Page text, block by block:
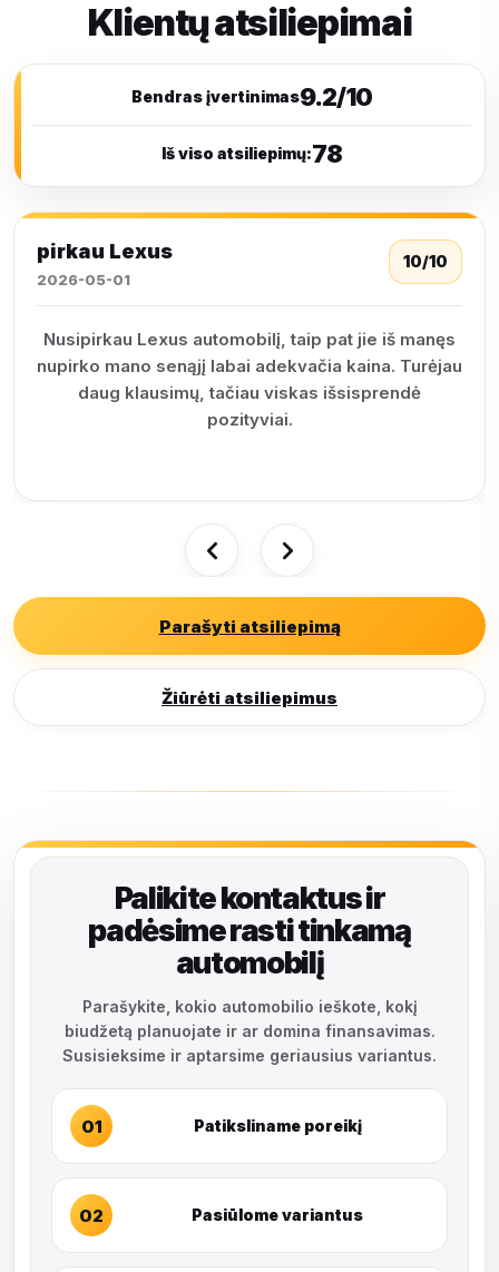
Klientų atsiliepimai
Bendras įvertinimas9.2/10
Iš viso atsiliepimų:78
pirkau Lexus
2026-05-01
10/10
Nusipirkau Lexus automobilį, taip pat jie iš manęs
nupirko mano senąjį labai adekvačia kaina. Turėjau
daug klausimų, tačiau viskas išsisprendė
pozityviai.
Parašyti atsiliepimą
Žiūrėti atsiliepimus
Palikite kontaktus ir
padėsime rasti tinkamą
automobilį
Parašykite, kokio automobilio ieškote, kokį
biudžetą planuojate ir ar domina finansavimas.
Susisieksime ir aptarsime geriausius variantus.
01 Patiksliname poreikį
02 Pasiūlome variantus